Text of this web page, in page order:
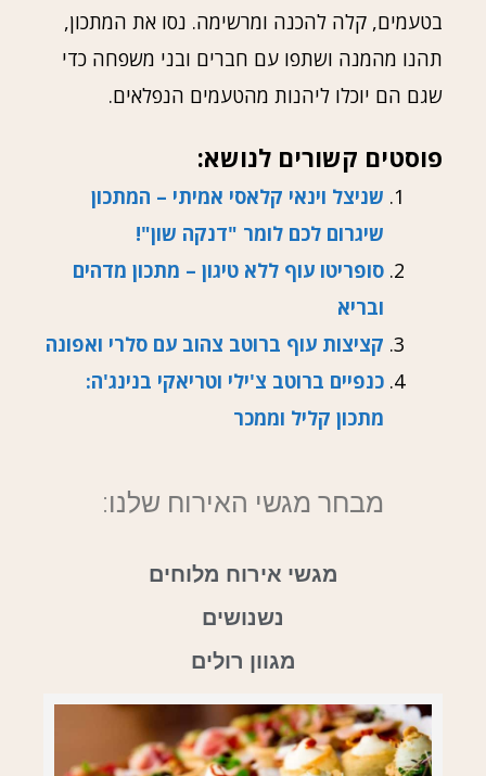
בטעמים, קלה להכנה ומרשימה. נסו את המתכון,
תהנו מהמנה ושתפו עם חברים ובני משפחה כדי
שגם הם יוכלו ליהנות מהטעמים הנפלאים.
פוסטים קשורים לנושא:
שניצל וינאי קלאסי אמיתי – המתכון
שיגרום לכם לומר "דנקה שון"!
סופריטו עוף ללא טיגון – מתכון מדהים
ובריא
קציצות עוף ברוטב צהוב עם סלרי ואפונה
כנפיים ברוטב צ'ילי וטריאקי בנינג'ה:
מתכון קליל וממכר
מבחר מגשי האירוח שלנו:
מגשי אירוח מלוחים
נשנושים
מגוון רולים